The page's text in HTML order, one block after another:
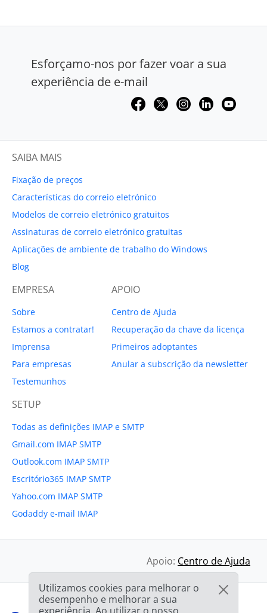
Esforçamo-nos por fazer voar a sua
experiência de e-mail
SAIBA MAIS
Fixação de preços
Características do correio eletrónico
Modelos de correio eletrónico gratuitos
Assinaturas de correio eletrónico gratuitas
Aplicações de ambiente de trabalho do Windows
Blog
EMPRESA
Sobre
Estamos a contratar!
Imprensa
Para empresas
Testemunhos
APOIO
Centro de Ajuda
Recuperação da chave da licença
Primeiros adoptantes
Anular a subscrição da newsletter
SETUP
Todas as definições IMAP e SMTP
Gmail.com IMAP SMTP
Outlook.com IMAP SMTP
Escritório365 IMAP SMTP
Yahoo.com IMAP SMTP
Godaddy e-mail IMAP
Apoio: Centro de Ajuda
Utilizamos cookies para melhorar o
desempenho e melhorar a sua